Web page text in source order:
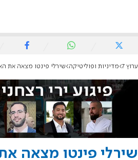
ערוץ 7 מדיניות ופוליטיקה שירלי פינטו מצאה את האשמים: "ההתססה
שירלי פינטו מצאה